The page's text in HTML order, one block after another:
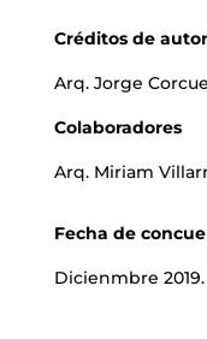
Créditos de
Arq. Jorge
Colaboradores
Arq. Miriam
Fecha de
Dicienmbre 2019.